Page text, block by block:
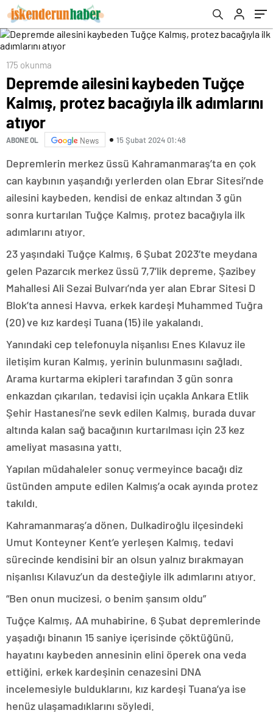
175 okunma
Depremde ailesini kaybeden Tuğçe
Kalmış, protez bacağıyla ilk adımlarını
atıyor
ABONE OL News 15 Şubat 2024 01:48
Depremlerin merkez üssü Kahramanmaraş’ta en çok
can kaybının yaşandığı yerlerden olan Ebrar Sitesi’nde
ailesini kaybeden, kendisi de enkaz altından 3 gün
sonra kurtarılan Tuğçe Kalmış, protez bacağıyla ilk
adımlarını atıyor.
23 yaşındaki Tuğçe Kalmış, 6 Şubat 2023’te meydana
gelen Pazarcık merkez üssü 7,7’lik depreme, Şazibey
Mahallesi Ali Sezai Bulvarı’nda yer alan Ebrar Sitesi D
Blok’ta annesi Havva, erkek kardeşi Muhammed Tuğra
(20) ve kız kardeşi Tuana (15) ile yakalandı.
Yanındaki cep telefonuyla nişanlısı Enes Kılavuz ile
iletişim kuran Kalmış, yerinin bulunmasını sağladı.
Arama kurtarma ekipleri tarafından 3 gün sonra
enkazdan çıkarılan, tedavisi için uçakla Ankara Etlik
Şehir Hastanesi’ne sevk edilen Kalmış, burada duvar
altında kalan sağ bacağının kurtarılması için 23 kez
ameliyat masasına yattı.
Yapılan müdahaleler sonuç vermeyince bacağı diz
üstünden ampute edilen Kalmış’a ocak ayında protez
takıldı.
Kahramanmaraş’a dönen, Dulkadiroğlu ilçesindeki
Umut Konteyner Kent’e yerleşen Kalmış, tedavi
sürecinde kendisini bir an olsun yalnız bırakmayan
nişanlısı Kılavuz’un da desteğiyle ilk adımlarını atıyor.
“Ben onun mucizesi, o benim şansım oldu”
Tuğçe Kalmış, AA muhabirine, 6 Şubat depremlerinde
yaşadığı binanın 15 saniye içerisinde çöktüğünü,
hayatını kaybeden annesinin elini öperek ona veda
ettiğini, erkek kardeşinin cenazesini DNA
incelemesiyle bulduklarını, kız kardeşi Tuana’ya ise
henüz ulaşamadıklarını söyledi.
HAKİM KARŞINDA